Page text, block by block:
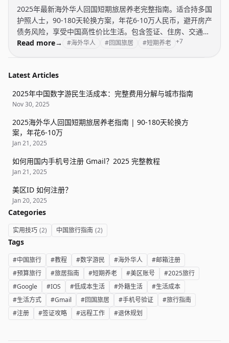
2025年最新海外华人回国短期旅居养老完整指南。适合持多国
护照人士，90-180天轮换方案，年花6-10万人民币，避开房产
债务风险，享受中国高性价比生活。包含签证、住房、交通、
医疗、支付等完整攻略。
Read more→ #海外华人 #回国旅居 #短期养老 +7
Latest Articles
2025年中国数字游民生活成本：完整费用分解与城市指南
Nov 30, 2025
2025海外华人回国短期旅居养老指南 | 90-180天轮换方
案，年花6-10万
Jan 21, 2025
如何用国内手机号注册 Gmail？2025 完整教程
Jan 21, 2025
美区ID 如何注册？
Jan 20, 2025
Categories
实用技巧 (2) 中国旅行指南 (2)
Tags
#中国旅行 #教程 #数字游民 #海外华人
#邮箱注册
#预算旅行
#旅居指南 #短期养老 #美区账号
#2025旅行
#Google
#IOS #低成本生活 #外籍生活
#生活成本
#生活方式
#Gmail #回国旅居 #手机号验证
#旅行指南
#注册
#签证攻略 #远程工作 #退休规划